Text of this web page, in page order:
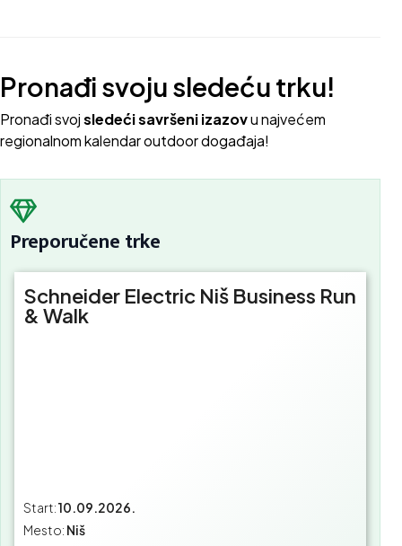
Pronađi svoju sledeću trku!
Pronađi svojsledeći savršeni izazovu najvećem
regionalnom kalendar outdoor događaja!
Preporučene trke
Schneider Electric Niš Business Run
& Walk
Start:10.09.2026.
Mesto: Niš